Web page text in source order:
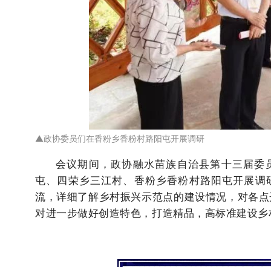
▲政协委员们在香粉乡香粉村路阳屯开展调研
会议期间，政协融水苗族自治县第十三届
屯、四荣乡三江村、香粉乡香粉村路阳屯开展
流，详细了解乡村振兴示范点的建设情况，对各
对进一步做好创造特色，打造精品，高标准建设